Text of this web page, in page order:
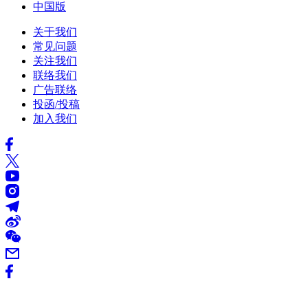
中国版
关于我们
常见问题
关注我们
联络我们
广告联络
投函/投稿
加入我们